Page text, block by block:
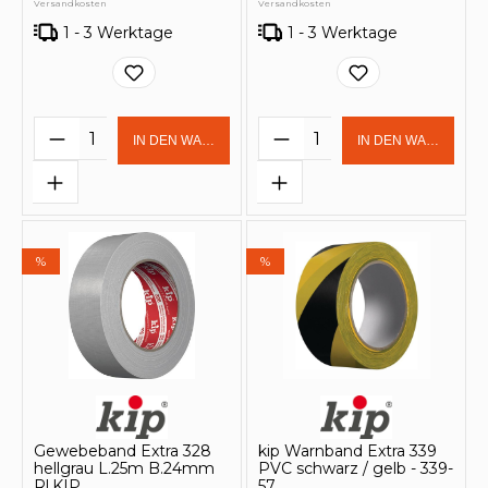
Versandkosten
1 - 3 Werktage
Produkt Anzahl: Gib den
IN DEN WARENKORB
Versandkosten
1 - 3 Werktage
Produkt Anzahl:
IN DEN
%
Gewebeband Extra 328
hellgrau L.25m B.24mm
%
kip Warnband Extra 339
PVC schwarz / gelb - 339-